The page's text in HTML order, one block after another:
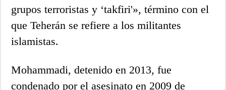
grupos terroristas y ‘takfiri'», término con el
que Teherán se refiere a los militantes
islamistas.
Mohammadi, detenido en 2013, fue
condenado por el asesinato en 2009 de